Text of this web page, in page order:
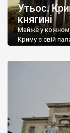
Утьос.
княгині
Майже у
Криму є свій